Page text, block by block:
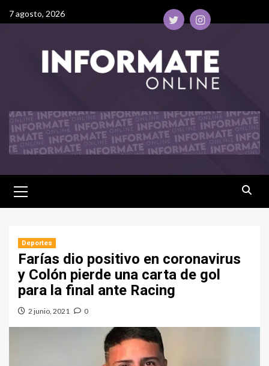
7 agosto, 2026
Deportes
Farías dio positivo en coronavirus
y Colón pierde una carta de gol
para la final ante Racing
2 junio, 2021 0